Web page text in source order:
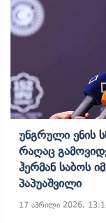
Უნგრული Ენის
Რაღაც
Ჰერმან Საბოს
Პაპუაშვილი
17 აპრილი 2026,